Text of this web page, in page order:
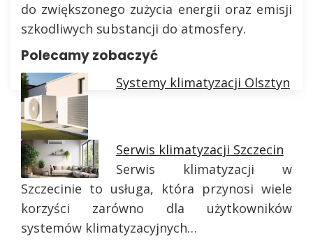
do zwiększonego zużycia energii oraz emisji
szkodliwych substancji do atmosfery.
Polecamy zobaczyć
Systemy klimatyzacji Olsztyn
Serwis klimatyzacji Szczecin
Serwis klimatyzacji w
Szczecinie to usługa, która przynosi wiele
korzyści zarówno dla użytkowników
systemów klimatyzacyjnych…